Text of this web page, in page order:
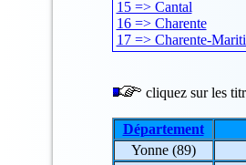
15 => Cantal
16 => Charente
17 => Charente-
18 => Cher
20 => Corse
21 => Côte-d'Or
22 => Côtes-d'Armor
23 => Creuse
24 => Dordogne
cliquez sur les
Département
Yonne (89)